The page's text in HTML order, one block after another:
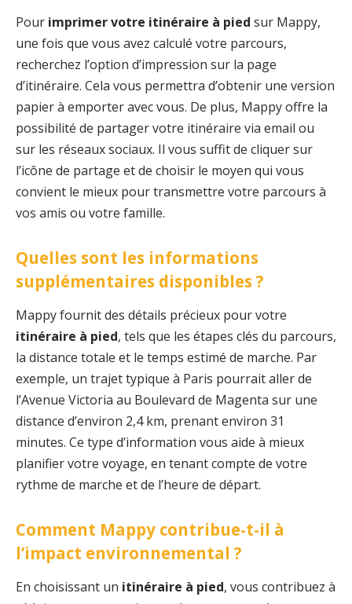
Pour imprimer votre itinéraire à pied sur Mappy,
une fois que vous avez calculé votre parcours,
recherchez l’option d’impression sur la page
d’itinéraire. Cela vous permettra d’obtenir une version
papier à emporter avec vous. De plus, Mappy offre la
possibilité de partager votre itinéraire via email ou
sur les réseaux sociaux. Il vous suffit de cliquer sur
l’icône de partage et de choisir le moyen qui vous
convient le mieux pour transmettre votre parcours à
vos amis ou votre famille.
Quelles sont les informations
supplémentaires disponibles ?
Mappy fournit des détails précieux pour votre
itinéraire à pied, tels que les étapes clés du parcours,
la distance totale et le temps estimé de marche. Par
exemple, un trajet typique à Paris pourrait aller de
l’Avenue Victoria au Boulevard de Magenta sur une
distance d’environ 2,4 km, prenant environ 31
minutes. Ce type d’information vous aide à mieux
planifier votre voyage, en tenant compte de votre
rythme de marche et de l’heure de départ.
Comment Mappy contribue-t-il à
l’impact environnemental ?
En choisissant un itinéraire à pied, vous contribuez à